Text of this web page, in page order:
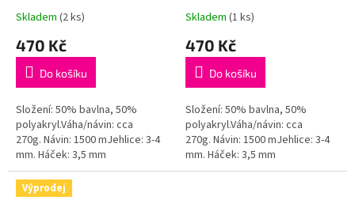
Skladem (2 ks)
470 Kč
Do košíku
Složení: 50% bavlna, 50%
polyakryl.Váha/návin: cca
270g. Návin: 1500 mJehlice: 3-4
mm. Háček: 3,5 mm
Skladem (1 ks)
470 Kč
Do košíku
Složení: 50% bavlna, 50%
polyakryl.Váha/návin: cca
270g. Návin: 1500 mJehlice: 3-4
mm. Háček: 3,5 mm
Výprodej